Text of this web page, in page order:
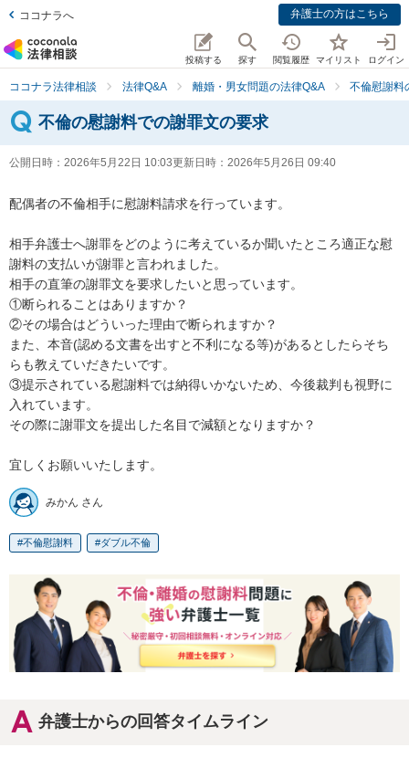
ココナラへ 弁護士の方はこちら
投稿する 探す 閲覧履歴 マイリスト ログイン
ココナラ法律相談 法律Q&A 離婚・男女問題の法律Q&A 不倫慰謝料
不倫の慰謝料での謝罪文の要求
公開日時： 2026年5月22日 10:03更新日時： 2026年5月26日 09:40
配偶者の不倫相手に慰謝料請求を行っています。
相手弁護士へ謝罪をどのように考えているか聞いたところ適正な慰
謝料の支払いが謝罪と言われました。
相手の直筆の謝罪文を要求したいと思っています。
①断られることはありますか？
②その場合はどういった理由で断られますか？
また、本音(認める文書を出すと不利になる等)があるとしたらそち
らも教えていだきたいです。
③提示されている慰謝料では納得いかないため、今後裁判も視野に
入れています。
その際に謝罪文を提出した名目で減額となりますか？
宜しくお願いいたします。
みかん さん
不倫慰謝料 ダブル不倫
弁護士からの回答タイムライン